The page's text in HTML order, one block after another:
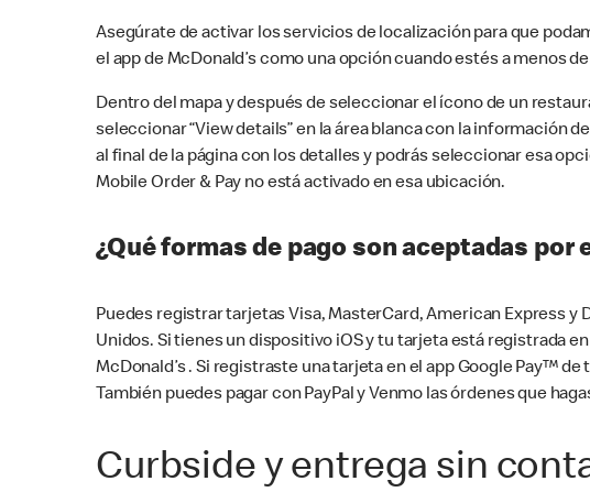
Asegúrate de activar los servicios de localización para que
el app de McDonald’s como una opción cuando estés a menos
Dentro del mapa y después de seleccionar el ícono de un
seleccionar “View details” en la área blanca con la información
al final de la página con los detalles y podrás seleccionar esa
Mobile Order & Pay no está activado en esa ubicación.
¿Qué formas de pago son aceptadas por
Puedes registrar tarjetas Visa, MasterCard, American Express
Unidos. Si tienes un dispositivo iOS y tu tarjeta está registrada
McDonald’s . Si registraste una tarjeta en el app Google Pay™
También puedes pagar con PayPal y Venmo las órdenes que
Curbside y entrega sin